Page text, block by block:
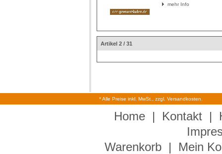
mehr Info
Artikel 2 / 31
* Alle Preise inkl. MwSt., zzgl. Versandkosten.
Home | Kontakt |
Warenkorb
|
Mein